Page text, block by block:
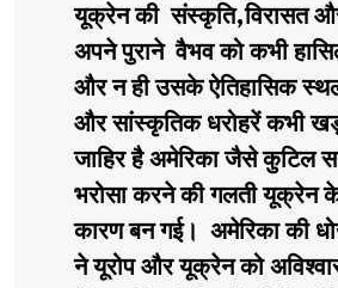
यूक्रेन की संस्कृति,विरासत
अपने पुराने वैभव को कभी
और न ही उसके ऐतिहासिक
और सांस्कृतिक धरोहरें कभी
जाहिर है अमेरिका जैसे कुटिल
भरोसा करने की गलती यूक्रेन
कारण बन गई। अमेरिका की
ने यूरोप और यूक्रेन को